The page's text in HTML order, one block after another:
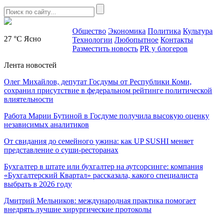
27 °C Ясно
Общество Экономика Политика Культура
Технологии Любопытное Контакты
Разместить новость PR у блогеров
Лента новостей
Олег Михайлов, депутат Госдумы от Республики Коми,
сохранил присутствие в федеральном рейтинге политической
влиятельности
Работа Марии Бутиной в Госдуме получила высокую оценку
независимых аналитиков
От свидания до семейного ужина: как UP SUSHI меняет
представление о суши-ресторанах
Бухгалтер в штате или бухгалтер на аутсорсинге: компания
«Бухгалтерский Квартал» рассказала, какого специалиста
выбрать в 2026 году
Дмитрий Мельников: международная практика помогает
внедрять лучшие хирургические протоколы